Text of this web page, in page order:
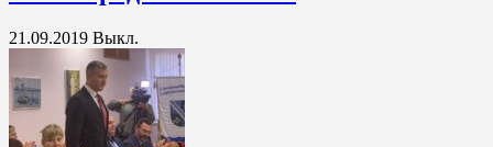
21.09.2019 Выкл.